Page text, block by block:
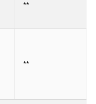
**
**